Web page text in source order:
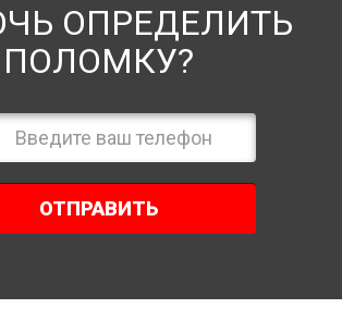
ОПРЕДЕЛИТЬ
ПОЛОМКУ?
ОТПРАВИТЬ